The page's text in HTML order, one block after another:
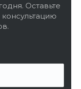
Оставьте